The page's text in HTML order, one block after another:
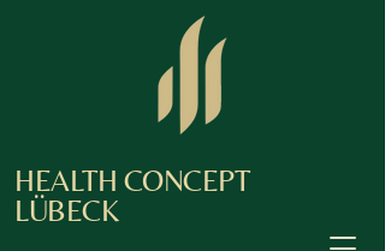
HEALTH CONCEPT
LÜBECK